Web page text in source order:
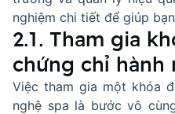
nghiệm chi tiết để giúp
2.1. Tham gia
chứng chỉ hành
Việc tham gia một khóa
nghệ spa là bước vô